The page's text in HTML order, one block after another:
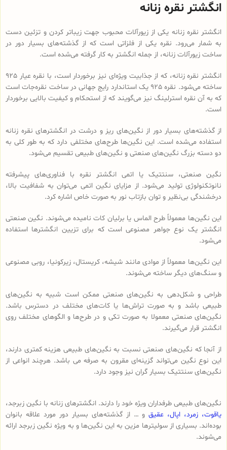
انگشتر نقره زنانه
انگشتر نقره زنانه یکی از زیورآلات محبوب جهت زیباتر کردن و تزئین دست
به شمار می‌رود. نقره یکی از فلزاتی است که از گذشته‌های بسیار دور در
ساخت زیورآلات زنانه، از جمله انگشتر به کار گرفته می‌شده است.
انگشتر نقره زنانه، که از جذابیت ویژه‌ای نیز برخوردار است، با نقره عیار 925
ساخته می‌شود. نقره 925 یک استاندارد رایج جهانی در ساخت نقره‌جات است
که به آن نقره استرلینگ نیز می‌گویند که از استحکام و کیفیت بالایی برخوردار
است.
از گذشته‌های بسیار دور از نگین‌های ریز و درشت در انگشترهای نقره زنانه
استفاده می‌شده است. این نگین‌ها طرح‌های مختلفی دارد که به طور کلی به
دو دسته بزرگ نگین‌های صنعتی و نگین‌های طبیعی تقسیم می‌شود.
نگین صنعتی، سنتتیک یا اتمی انگشتر نقره با فناوری‌های پیشرفته
نانوتکنولوژی تولید می‌شود. از مزایای نگین اتمی می‌توان به شفافیت بالا،
درخشندگی بی‌نظیر و توان بازتاب نور به صورت خاص اشاره کرد.
این نگین‌ها معمولاً طرح الماس یا برلیان کات نامیده می‌شوند. نگین صنعتی
انگشتر یک نوع جواهر مصنوعی است که برای تزیین انگشترها استفاده
می‌شود.
این نگین‌ها معمولاً از موادی مانند شیشه، کریستال، زیرکونیا، روبی مصنوعی
و سنگ‌های دیگر ساخته می‌شوند.
طراحی و شکل‌دهی به نگین‌های صنعتی ممکن است شبیه به نگین‌های
طبیعی باشد و به صورت تراش‌ها یا کات‌های مختلف در دسترس باشد.
نگین‌های صنعتی معمولا به صورت تکی و در طرح‌ها و الگوهای مختلف روی
انگشتر قرار می‌گیرند.
از آنجا که نگین‌های صنعتی نسبت به نگین‌های طبیعی هزینه کمتری دارند،
این نوع نگین می‌تواند گزینه‌ای مقرون به صرفه می باشد. هرچند انواعی از
نگین‌های سنتتیک بسیار گران نیز وجود دارد.
نگین‌های طبیعی طرفداران ویژه خود را دارند. انگشترهای زنانه با نگین زبرجد،
یاقوت، زمرد، اپال، عقیق و … از گذشته‌های بسیار دور مورد علاقه بانوان
بوده‌اند. بسیاری از سولیترها مزین به این نگین‌ها و به ویژه نگین زبرجد ارائه
می‌شوند.